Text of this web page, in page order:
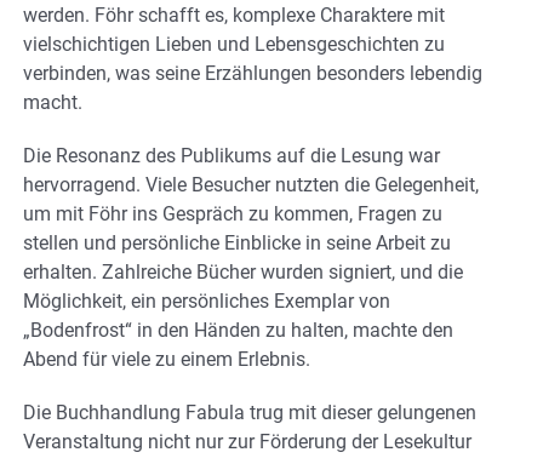
werden. Föhr schafft es, komplexe Charaktere mit
vielschichtigen Lieben und Lebensgeschichten zu
verbinden, was seine Erzählungen besonders lebendig
macht.
Die Resonanz des Publikums auf die Lesung war
hervorragend. Viele Besucher nutzten die Gelegenheit,
um mit Föhr ins Gespräch zu kommen, Fragen zu
stellen und persönliche Einblicke in seine Arbeit zu
erhalten. Zahlreiche Bücher wurden signiert, und die
Möglichkeit, ein persönliches Exemplar von
„Bodenfrost“ in den Händen zu halten, machte den
Abend für viele zu einem Erlebnis.
Die Buchhandlung Fabula trug mit dieser gelungenen
Veranstaltung nicht nur zur Förderung der Lesekultur